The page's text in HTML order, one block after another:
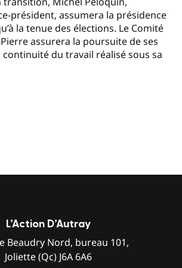
président, assumera la présidence
la tenue des élections. Le Comité
assurera la poursuite de ses
continuité du travail réalisé sous sa
L’Action D’Autray
Beaudry Nord, bureau 101,
Joliette (Qc) J6A 6A6